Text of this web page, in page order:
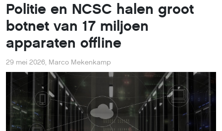
Politie en NCSC halen groot
botnet van 17 miljoen
apparaten offline
29 mei 2026, Marco Mekenkamp